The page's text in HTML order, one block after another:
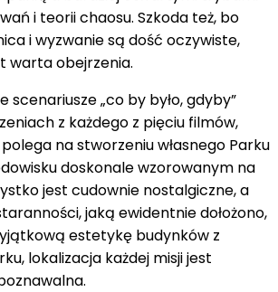
i teorii chaosu. Szkoda też, bo
i wyzwanie są dość oczywiste,
warta obejrzenia.
scenariusze „co by było, gdyby”
z każdego z pięciu filmów,
na stworzeniu własnego Parku
doskonale wzorowanym na
jest cudownie nostalgiczne, a
jaką ewidentnie dołożono,
estetykę budynków z
lokalizacja każdej misji jest